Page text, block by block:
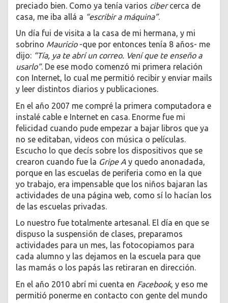
preciado bien. Como ya tenía varios cibercerca de
casa, me iba allá a “escribir a máquina”.
Un día fui de visita a la casa de mi hermana, y mi
sobrino Mauricio-que por entonces tenía 8 años- me
dijo: “Tía, ya te abrí un correo. Vení que te enseño a
usarlo”. De ese modo comenzó mi primera relación
con Internet, lo cual me permitió recibir y enviar mails
y leer distintos diarios y publicaciones.
En el año 2007 me compré la primera computadora e
instalé cable e Internet en casa. Enorme fue mi
felicidad cuando pude empezar a bajar libros que ya
no se editaban, videos con música o películas.
Escucho lo que decís sobre los dispositivos que se
crearon cuando fue la Gripe A y quedo anonadada,
porque en las escuelas de periferia como en la que
yo trabajo, era impensable que los niños bajaran las
actividades de una página web, como sí lo hacían los
de las escuelas privadas.
Lo nuestro fue totalmente artesanal. El día en que se
dispuso la suspensión de clases, preparamos
actividades para un mes, las fotocopiamos para
cada alumno y las dejamos en la escuela para que
las mamás o los papás las retiraran en dirección.
En el año 2010 abrí mi cuenta en Facebook, y eso me
permitió ponerme en contacto con gente del mundo